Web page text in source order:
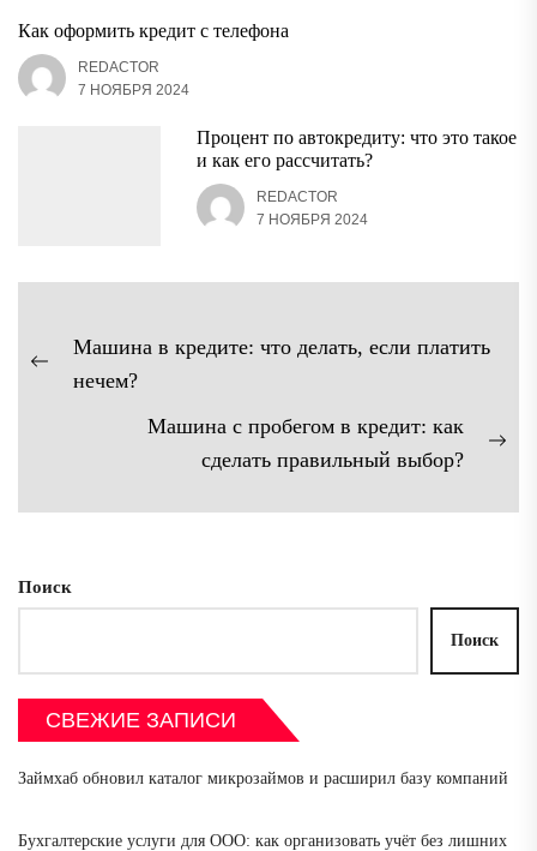
Как оформить кредит с телефона
REDACTOR
7 НОЯБРЯ 2024
Процент по автокредиту: что это такое
и как его рассчитать?
REDACTOR
7 НОЯБРЯ 2024
Навигация
поПредыдущая
Машина в кредите: что делать, если платить
нечем?
Машина с пробегом в кредит: как
сделать правильный выбор?
Поиск
Поиск
СВЕЖИЕ ЗАПИСИ
Займхаб обновил каталог микрозаймов и расширил базу компаний
Бухгалтерские услуги для ООО: как организовать учёт без лишних